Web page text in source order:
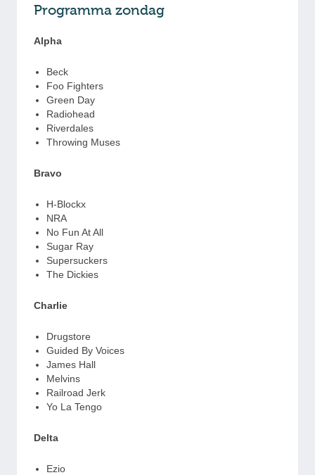
Programma zondag
Alpha
Beck
Foo Fighters
Green Day
Radiohead
Riverdales
Throwing Muses
Bravo
H-Blockx
NRA
No Fun At All
Sugar Ray
Supersuckers
The Dickies
Charlie
Drugstore
Guided By Voices
James Hall
Melvins
Railroad Jerk
Yo La Tengo
Delta
Ezio